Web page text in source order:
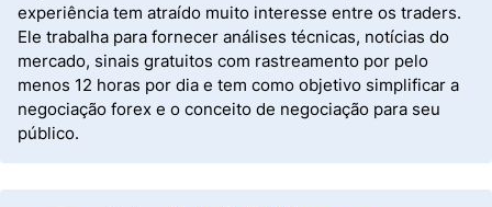
experiência tem atraído muito interesse entre os traders.
Ele trabalha para fornecer análises técnicas, notícias do
mercado, sinais gratuitos com rastreamento por pelo
menos 12 horas por dia e tem como objetivo simplificar a
negociação forex e o conceito de negociação para seu
público.